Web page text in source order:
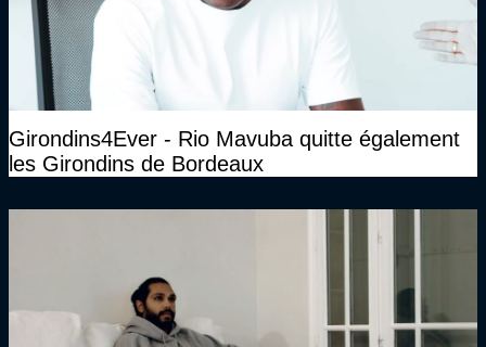
Girondins4Ever - Rio Mavuba quitte également
les Girondins de Bordeaux